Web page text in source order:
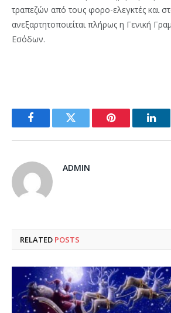
τραπεζών από τους φορο-ελεγκτές και
ανεξαρτητοποιείται πλήρως η Γενική
Εσόδων.
FacebookTwitter Pinterest
ADMIN
RELATED POSTS